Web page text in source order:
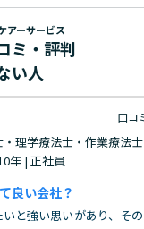
アーサービス
ミ・評判
い人
口コ
理学療法士・作業療法士
年 | 正社員
良い会社？
と強い思いがあり、そ